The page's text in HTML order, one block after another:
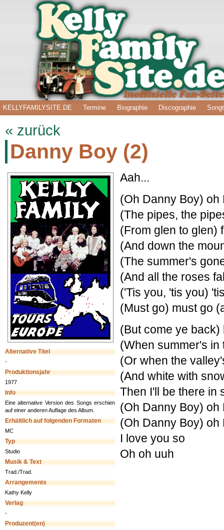
KELLYFAMILYSITE.DE Termine Biographie Discographie
« zurück
Danny Boy (2)
Alternative Titel
-
Produktionsjahr
1977
Info
Eine alternative Version des Songs erschien
auf einer anderen Auflage des Album.
Erhältlich auf folgenden Formaten
MC
Typ
Studio
Musik & Text
Trad./Trad.
Arrangements
Kathy Kelly
Verlag
-
Produzent(en)
Aah...
(Oh Danny Boy) oh
(The pipes, the
(From glen to glen)
(And down the
(The summer's
(And all the roses
('Tis you, 'tis you)
(Must go) must go
(But come ye
(When summer's
(Or when the
(And white with
Then I'll be there in
(Oh Danny Boy) oh
(Oh Danny Boy) oh
I love you so
Oh oh uuh